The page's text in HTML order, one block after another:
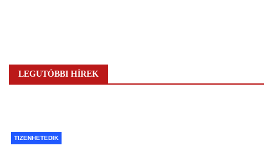
LEGUTÓBBI HÍREK
TIZENHETEDIK